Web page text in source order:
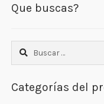
Que buscas?
Buscar:
Categorías del